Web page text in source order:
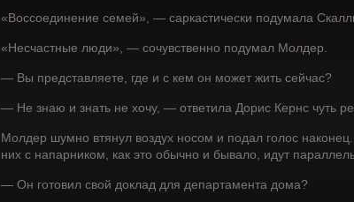
«Воссоединение семей», — саркастически подумала
«Несчастные люди», — сочувственно подумал Молдер.
— Вы представляете, где и с кем он может жить сейчас?
— Не знаю и знать не хочу, — ответила Дорис Кернс чуть
Молдер шумно втянул воздух носом и подал голос
них с напарником, как это обычно и бывало, идут
— Он готовил свой доклад для департамента дома?